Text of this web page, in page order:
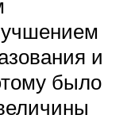
и
было